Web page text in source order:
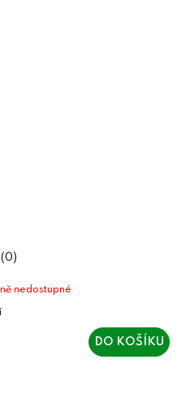
nedostupné
DO KOŠÍKU